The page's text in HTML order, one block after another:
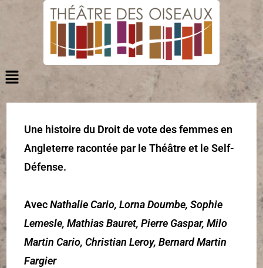
Une histoire du Droit de vote des femmes en
Angleterre racontée par le Théâtre et le Self-
Défense.
AvecNathalie Cario, Lorna Doumbe, Sophie
Lemesle, Mathias Bauret, Pierre Gaspar, Milo
Martin Cario, Christian Leroy, Bernard Martin
Fargier